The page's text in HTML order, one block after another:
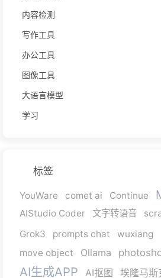
内容检测
写作工具
办公工具
图像工具
大语言模型
学习
标签
YouWare comet ai Continue
AIStudio Coder 文字转语音
Grok3
prompts chat wuxiang
move object Ollama
AI生成APP AI抠图 埃隆马斯